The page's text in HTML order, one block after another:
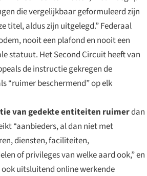
die vergelijkbaar geformuleerd zijn
titel, aldus zijn uitgelegd.” Federaal
nooit een plafond en nooit een
statuut. Het Second Circuit heeft van
de instructie gekregen de
“ruimer beschermend” op elk
van gedekte entiteiten ruimerdan
“aanbieders, al dan niet met
diensten, faciliteiten,
of privileges van welke aard ook,” en
uitsluitend online werkende